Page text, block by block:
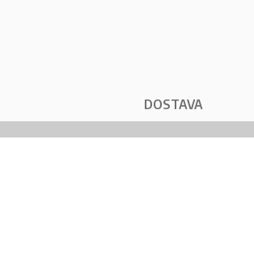
DOSTAVA